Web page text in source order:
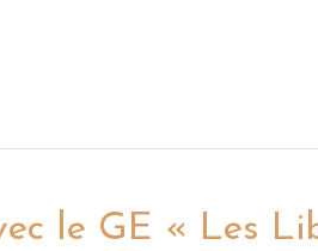
le GE « Les